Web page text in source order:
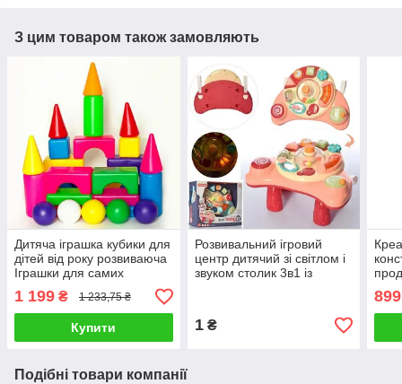
З цим товаром також замовляють
Дитяча іграшка кубики для
дітей від року розвиваюча
Іграшки для самих
маленьких конструктор
1 199 ₴ 1 233,75 ₴
Купити
Розвивальний ігровий
центр дитячий зі світлом і
звуком столик 3в1 із
1₴
899
Подібні товари компанії